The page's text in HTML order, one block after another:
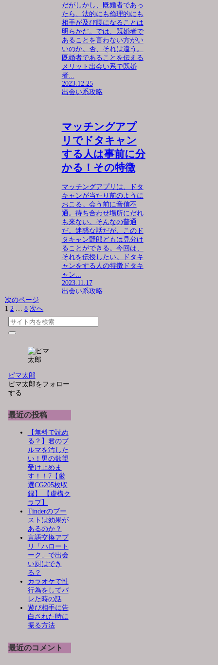
だがしかし、既婚者であっ
たら、法的にも倫理的にも
相手が及び腰になることは
明らかだ。では、既婚者で
あることを言わない方がい
いのか。否、それは違う。
既婚者であることを伝える
メリット出会い系で既婚
者...
2023.12.25
出会い系攻略
マッチングアプ
リでドタキャン
する人は事前に分
かる！その特徴
マッチングアプリは、ドタ
キャンが当たり前のように
おこる。会う前に音信不
通。待ち合わせ場所にだれ
も来ない。そんなの普通
だ。迷惑な話だが、このド
タキャン野郎どもは見分け
ることができる。今回は、
それを伝授したい。ドタキ
ャンをする人の特徴ドタキ
ャン...
2023.11.17
出会い系攻略
次のページ
1 2 … 8 次へ
ピマ太郎
ピマ太郎をフォロー
する
最近の投稿
【無料で読め
る？】君のブ
ルマを汚した
い！男の欲望
受け止めま
す！！7【厳
選CG205枚収
録】 【虚構ク
ラブ】
Tinderのブー
ストは効果が
あるのか？
言語交換アプ
リ「ハロート
ーク」で出会
い厨はでき
る？
カラオケで性
行為をしてバ
レた時の話
遊び相手に告
白された時に
振る方法
最近のコメント